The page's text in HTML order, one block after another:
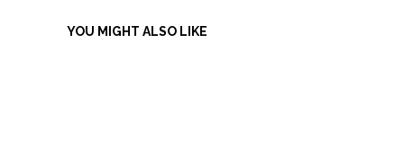
YOU MIGHT ALSO LIKE